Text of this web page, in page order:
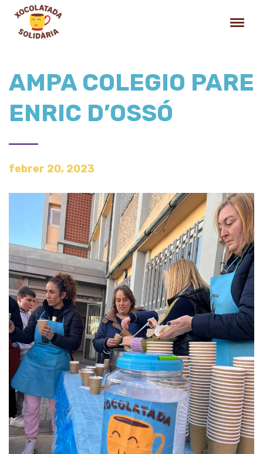
AMPA COLEGIO PARE
ENRIC D’OSSÓ
febrer 20, 2023